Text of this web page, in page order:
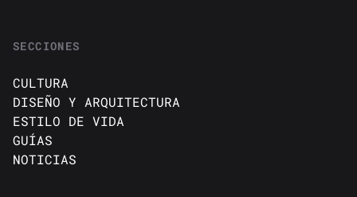
SECCIONES
CULTURA
DISEÑO Y ARQUITECTURA
ESTILO DE VIDA
GUÍAS
NOTICIAS